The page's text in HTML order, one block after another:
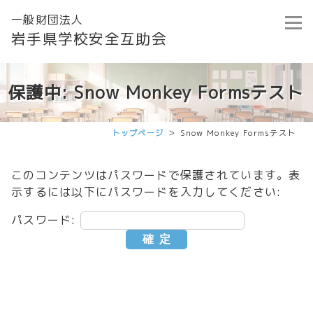
一般財団法人
岩手県学校安全互助会
保護中: Snow Monkey Formsテスト
トップページ Snow Monkey Formsテスト
このコンテンツはパスワードで保護されています。表
示するには以下にパスワードを入力してください:
パスワード: